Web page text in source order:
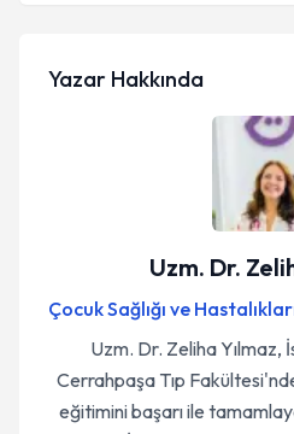
Yazar Hakkında
Uzm. Dr.
Çocuk Sağlığı ve
Uzm. Dr. Zeliha Yılmaz,
Cerrahpaşa Tıp
eğitimini başarı ile